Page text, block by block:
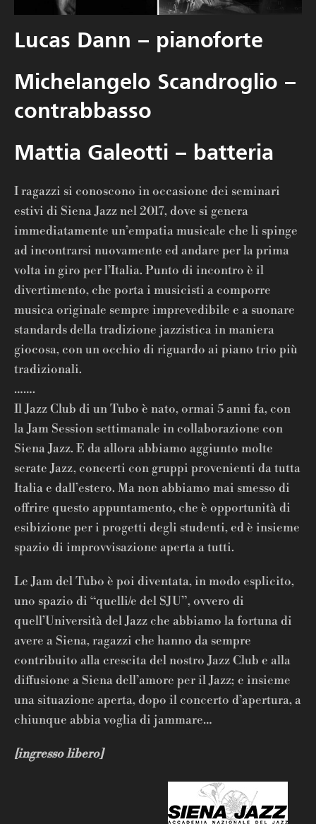
Lucas Dann – pianoforte
Michelangelo Scandroglio –
contrabbasso
Mattia Galeotti – batteria
I ragazzi si conoscono in occasione dei seminari
estivi di Siena Jazz nel 2017, dove si genera
immediatamente un’empatia musicale che li spinge
ad incontrarsi nuovamente ed andare per la prima
volta in giro per l’Italia. Punto di incontro è il
divertimento, che porta i musicisti a comporre
musica originale sempre imprevedibile e a suonare
standards della tradizione jazzistica in maniera
giocosa, con un occhio di riguardo ai piano trio più
tradizionali.
…….
Il Jazz Club di un Tubo è nato, ormai 5 anni fa, con
la Jam Session settimanale in collaborazione con
Siena Jazz. E da allora abbiamo aggiunto molte
serate Jazz, concerti con gruppi provenienti da tutta
Italia e dall’estero. Ma non abbiamo mai smesso di
offrire questo appuntamento, che è opportunità di
esibizione per i progetti degli studenti, ed è insieme
spazio di improvvisazione aperta a tutti.
Le Jam del Tubo è poi diventata, in modo esplicito,
uno spazio di “quelli/e del SJU”, ovvero di
quell’Università del Jazz che abbiamo la fortuna di
avere a Siena, ragazzi che hanno da sempre
contribuito alla crescita del nostro Jazz Club e alla
diffusione a Siena dell’amore per il Jazz; e insieme
una situazione aperta, dopo il concerto d’apertura, a
chiunque abbia voglia di jammare…
[ingresso libero]